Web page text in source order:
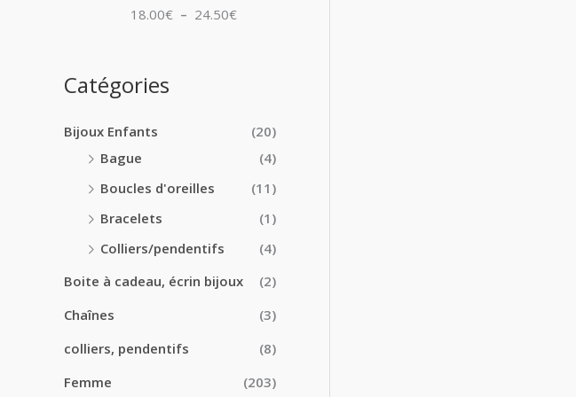
€:
Note5.00
18.00€ – 24.50€
2
Catégories
Bijoux Enfants
(20)
Bague
(4)
Boucles d'oreilles
(11)
Bracelets
(1)
Colliers/pendentifs
(4)
Boite à cadeau, écrin bijoux
(2)
Chaînes
(3)
colliers, pendentifs
(8)
Femme
(203)